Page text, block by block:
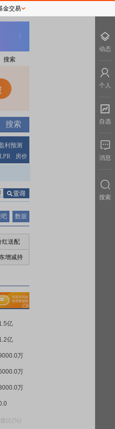
搜索
利预测
LPR 房价
吧 数据
红送配
增减持
金交易
动态
个人
自选
消息
搜索